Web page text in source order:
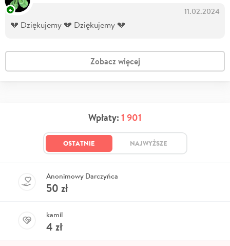
11.02.2024
💔 Dziękujemy 💔 Dziękujemy 💔
Zobacz więcej
Wpłaty: 1 901
OSTATNIE NAJWYŻSZE
Anonimowy Darczyńca
50 zł
kamil
4 zł